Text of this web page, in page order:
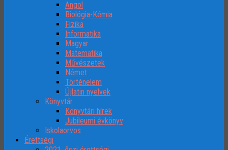
Angol
Biológia-Kémia
Fizika
Informatika
Magyar
Matematika
Művészetek
Német
Történelem
Újlatin nyelvek
Könyvtár
Könyvtári hírek
Jubileumi évkönyv
Iskolaorvos
Érettségi